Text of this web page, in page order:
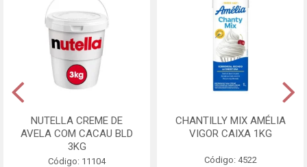
NUTELLA CREME DE
AVELA COM CACAU BLD
3KG
Código: 11104
CHANTILLY MIX AMÉLIA
VIGOR CAIXA 1KG
Código: 4522